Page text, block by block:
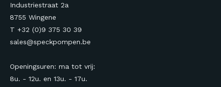
Industriestraat 2a
8755 Wingene
T +32 (0)9 375 30 39
sales@speckpompen.be
Openingsuren: ma tot vrij:
8u. - 12u. en 13u. - 17u.